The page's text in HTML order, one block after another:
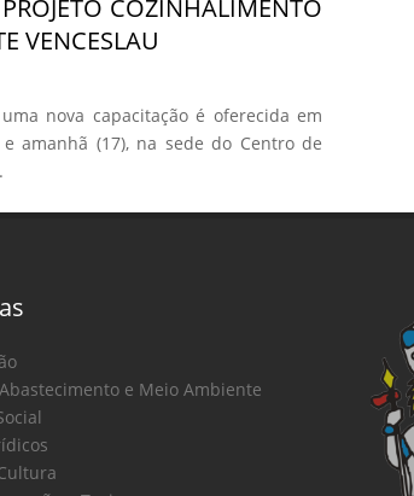
COZINHALIMENTO
VENCESLAU
nova capacitação é oferecida em
amanhã (17), na sede do Centro de
e Meio Ambiente